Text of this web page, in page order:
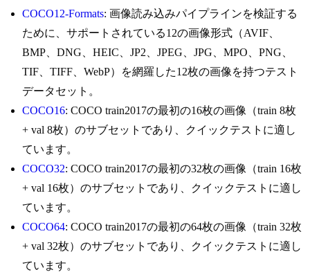
COCO12-Formats: 画像読み込みパイプラインを検証する
ために、サポートされている12の画像形式（AVIF、
BMP、DNG、HEIC、JP2、JPEG、JPG、MPO、PNG、
TIF、TIFF、WebP）を網羅した12枚の画像を持つテスト
データセット。
COCO16: COCO train2017の最初の16枚の画像（train 8枚
+ val 8枚）のサブセットであり、クイックテストに適し
ています。
COCO32: COCO train2017の最初の32枚の画像（train 16枚
+ val 16枚）のサブセットであり、クイックテストに適し
ています。
COCO64: COCO train2017の最初の64枚の画像（train 32枚
+ val 32枚）のサブセットであり、クイックテストに適し
ています。